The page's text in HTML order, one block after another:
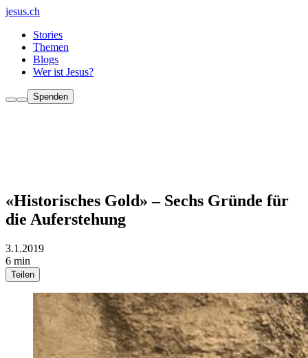
jesus.ch
Stories
Themen
Blogs
Wer ist Jesus?
Spenden
«Historisches Gold» – Sechs Gründe für
die Auferstehung
3.1.2019
6 min
Teilen